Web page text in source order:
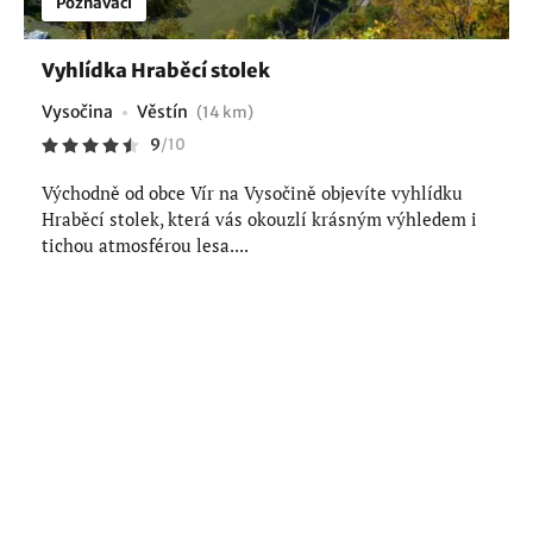
Vyhlídka Hraběcí stolek
Vysočina Věstín (14 km)
9/10
Východně od obce Vír na Vysočině objevíte vyhlídku
Hraběcí stolek, která vás okouzlí krásným výhledem i
tichou atmosférou lesa....